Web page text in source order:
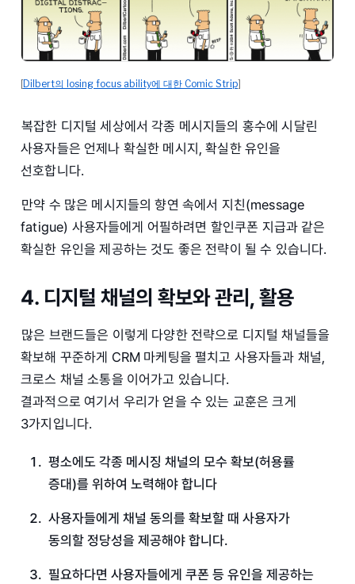
[Dilbert의 losing focus ability에 대한 Comic Strip]
복잡한 디지털 세상에서 각종 메시지들의 홍수에 시달린
사용자들은 언제나 확실한 메시지, 확실한 유인을
선호합니다.
만약 수 많은 메시지들의 향연 속에서 지친(message
fatigue) 사용자들에게 어필하려면 할인쿠폰 지급과 같은
확실한 유인을 제공하는 것도 좋은 전략이 될 수 있습니다.
4. 디지털 채널의 확보와 관리, 활용
많은 브랜드들은 이렇게 다양한 전략으로 디지털 채널들을
확보해 꾸준하게 CRM 마케팅을 펼치고 사용자들과 채널,
크로스 채널 소통을 이어가고 있습니다.
결과적으로 여기서 우리가 얻을 수 있는 교훈은 크게
3가지입니다.
평소에도 각종 메시징 채널의 모수 확보(허용률
증대)를 위하여 노력해야 합니다
사용자들에게 채널 동의를 확보할 때 사용자가
동의할 정당성을 제공해야 합니다.
필요하다면 사용자들에게 쿠폰 등 유인을 제공하는